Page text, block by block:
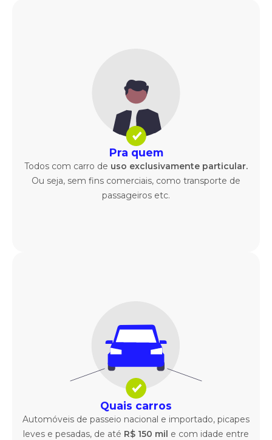
Pra quem
Todos com carro de uso exclusivamente particular.
Ou seja, sem fins comerciais, como transporte de
passageiros etc.
Quais carros
Automóveis de passeio nacional e importado, picapes
leves e pesadas, de até R$ 150 mil e com idade entre